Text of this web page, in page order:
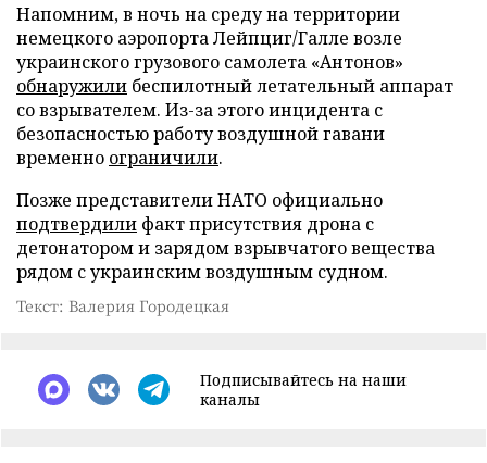
Напомним, в ночь на среду на территории
немецкого аэропорта Лейпциг/Галле возле
украинского грузового самолета «Антонов»
обнаружили беспилотный летательный аппарат
со взрывателем. Из-за этого инцидента с
безопасностью работу воздушной гавани
временно ограничили.
Позже представители НАТО официально
подтвердили факт присутствия дрона с
детонатором и зарядом взрывчатого вещества
рядом с украинским воздушным судном.
Текст: Валерия Городецкая
Подписывайтесь на наши
каналы